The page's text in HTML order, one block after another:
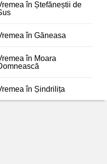
în Ștefăneștii de
în Găneasa
în Moara
în Șindrilița